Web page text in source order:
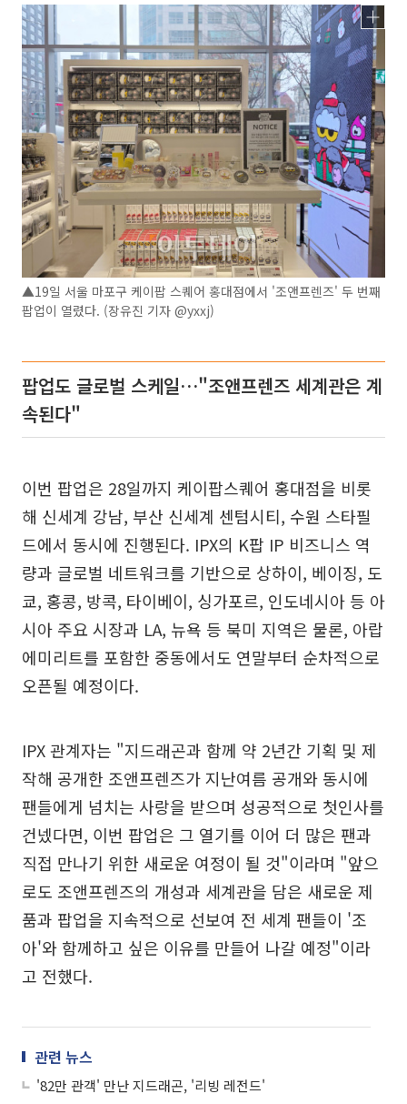
▲19일 서울 마포구 케이팝 스퀘어 홍대점에서 '조앤프렌즈' 두 번째
팝업이 열렸다. (장유진 기자 @yxxj)
팝업도 글로벌 스케일…"조앤프렌즈 세계관은 계
속된다"
이번 팝업은 28일까지 케이팝스퀘어 홍대점을 비롯
해 신세계 강남, 부산 신세계 센텀시티, 수원 스타필
드에서 동시에 진행된다. IPX의 K팝 IP 비즈니스 역
량과 글로벌 네트워크를 기반으로 상하이, 베이징, 도
쿄, 홍콩, 방콕, 타이베이, 싱가포르, 인도네시아 등 아
시아 주요 시장과 LA, 뉴욕 등 북미 지역은 물론, 아랍
에미리트를 포함한 중동에서도 연말부터 순차적으로
오픈될 예정이다.
IPX 관계자는 "지드래곤과 함께 약 2년간 기획 및 제
작해 공개한 조앤프렌즈가 지난여름 공개와 동시에
팬들에게 넘치는 사랑을 받으며 성공적으로 첫인사를
건넸다면, 이번 팝업은 그 열기를 이어 더 많은 팬과
직접 만나기 위한 새로운 여정이 될 것"이라며 "앞으
로도 조앤프렌즈의 개성과 세계관을 담은 새로운 제
품과 팝업을 지속적으로 선보여 전 세계 팬들이 '조
아'와 함께하고 싶은 이유를 만들어 나갈 예정"이라
고 전했다.
관련 뉴스
'82만 관객' 만난 지드래곤, '리빙 레전드'